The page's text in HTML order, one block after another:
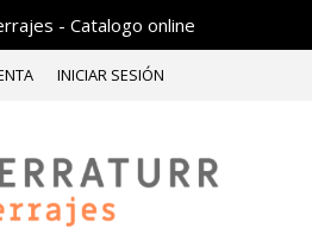
- Catalogo online
INICIAR SESIÓN